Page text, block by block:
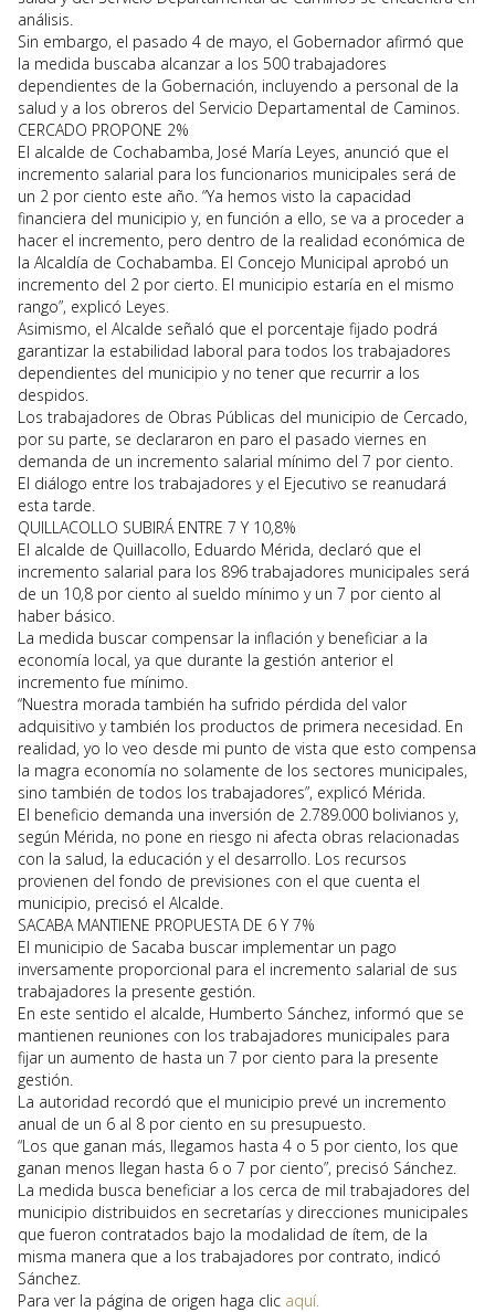
análisis.
Sin embargo, el pasado 4 de mayo, el Gobernador afirmó que
la medida buscaba alcanzar a los 500 trabajadores
dependientes de la Gobernación, incluyendo a personal de la
salud y a los obreros del Servicio Departamental de Caminos.
CERCADO PROPONE 2%
El alcalde de Cochabamba, José María Leyes, anunció que el
incremento salarial para los funcionarios municipales será de
un 2 por ciento este año. “Ya hemos visto la capacidad
financiera del municipio y, en función a ello, se va a proceder a
hacer el incremento, pero dentro de la realidad económica de
la Alcaldía de Cochabamba. El Concejo Municipal aprobó un
incremento del 2 por cierto. El municipio estaría en el mismo
rango”, explicó Leyes.
Asimismo, el Alcalde señaló que el porcentaje fijado podrá
garantizar la estabilidad laboral para todos los trabajadores
dependientes del municipio y no tener que recurrir a los
despidos.
Los trabajadores de Obras Públicas del municipio de Cercado,
por su parte, se declararon en paro el pasado viernes en
demanda de un incremento salarial mínimo del 7 por ciento.
El diálogo entre los trabajadores y el Ejecutivo se reanudará
esta tarde.
QUILLACOLLO SUBIRÁ ENTRE 7 Y 10,8%
El alcalde de Quillacollo, Eduardo Mérida, declaró que el
incremento salarial para los 896 trabajadores municipales será
de un 10,8 por ciento al sueldo mínimo y un 7 por ciento al
haber básico.
La medida buscar compensar la inflación y beneficiar a la
economía local, ya que durante la gestión anterior el
incremento fue mínimo.
“Nuestra morada también ha sufrido pérdida del valor
adquisitivo y también los productos de primera necesidad. En
realidad, yo lo veo desde mi punto de vista que esto compensa
la magra economía no solamente de los sectores municipales,
sino también de todos los trabajadores”, explicó Mérida.
El beneficio demanda una inversión de 2.789.000 bolivianos y,
según Mérida, no pone en riesgo ni afecta obras relacionadas
con la salud, la educación y el desarrollo. Los recursos
provienen del fondo de previsiones con el que cuenta el
municipio, precisó el Alcalde.
SACABA MANTIENE PROPUESTA DE 6 Y 7%
El municipio de Sacaba buscar implementar un pago
inversamente proporcional para el incremento salarial de sus
trabajadores la presente gestión.
En este sentido el alcalde, Humberto Sánchez, informó que se
mantienen reuniones con los trabajadores municipales para
fijar un aumento de hasta un 7 por ciento para la presente
gestión.
La autoridad recordó que el municipio prevé un incremento
anual de un 6 al 8 por ciento en su presupuesto.
“Los que ganan más, llegamos hasta 4 o 5 por ciento, los que
ganan menos llegan hasta 6 o 7 por ciento”, precisó Sánchez.
La medida busca beneficiar a los cerca de mil trabajadores del
municipio distribuidos en secretarías y direcciones municipales
que fueron contratados bajo la modalidad de ítem, de la
misma manera que a los trabajadores por contrato, indicó
Sánchez.
Para ver la página de origen haga clic aquí.